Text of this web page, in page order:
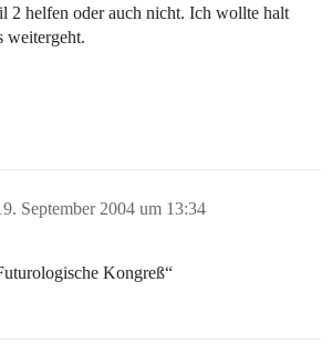
2 helfen oder auch nicht. Ich wollte halt
weitergeht.
September 2004 um 13:34
Kongreß“